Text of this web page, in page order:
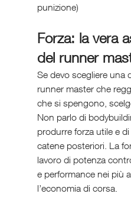
punizione)
Forza: la vera
del runner
Se devo scegliere una
runner master che
che si spengono,
Non parlo di
produrre forza utile e
catene posteriori. La
lavoro di potenza
e performance nei più
l’economia di corsa.